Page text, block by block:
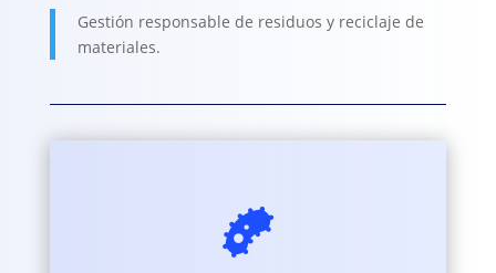
Gestión responsable de residuos y reciclaje de
materiales.
